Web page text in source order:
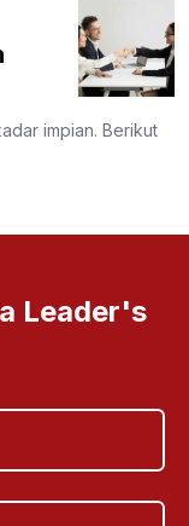
impian. Berikut
Leader's